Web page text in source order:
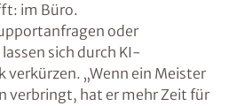
im Büro.
oder
sich durch KI-
„Wenn ein Meister
verbringt, hat er mehr Zeit für